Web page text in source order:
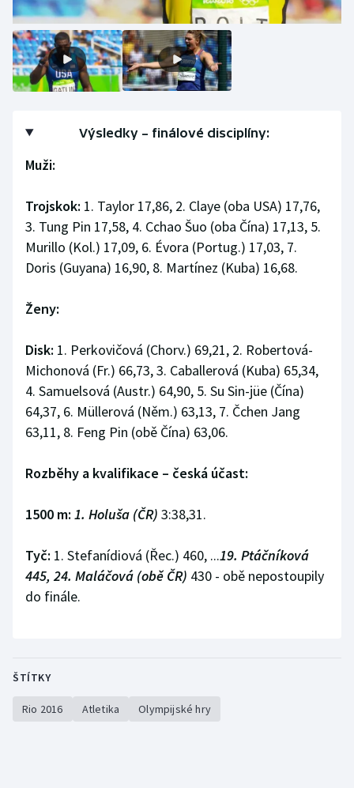
Výsledky – finálové disciplíny:
Muži:
Trojskok: 1. Taylor 17,86, 2. Claye (oba USA) 17,76,
3. Tung Pin 17,58, 4. Cchao Šuo (oba Čína) 17,13, 5.
Murillo (Kol.) 17,09, 6. Évora (Portug.) 17,03, 7.
Doris (Guyana) 16,90, 8. Martínez (Kuba) 16,68.
Ženy:
Disk: 1. Perkovičová (Chorv.) 69,21, 2. Robertová-
Michonová (Fr.) 66,73, 3. Caballerová (Kuba) 65,34,
4. Samuelsová (Austr.) 64,90, 5. Su Sin-jüe (Čína)
64,37, 6. Müllerová (Něm.) 63,13, 7. Čchen Jang
63,11, 8. Feng Pin (obě Čína) 63,06.
Rozběhy a kvalifikace – česká účast:
1500 m: 1. Holuša (ČR) 3:38,31.
Tyč: 1. Stefanídiová (Řec.) 460, ...19. Ptáčníková
445, 24. Maláčová (obě ČR) 430 - obě nepostoupily
do finále.
ŠTÍTKY
Rio 2016 Atletika Olympijské hry